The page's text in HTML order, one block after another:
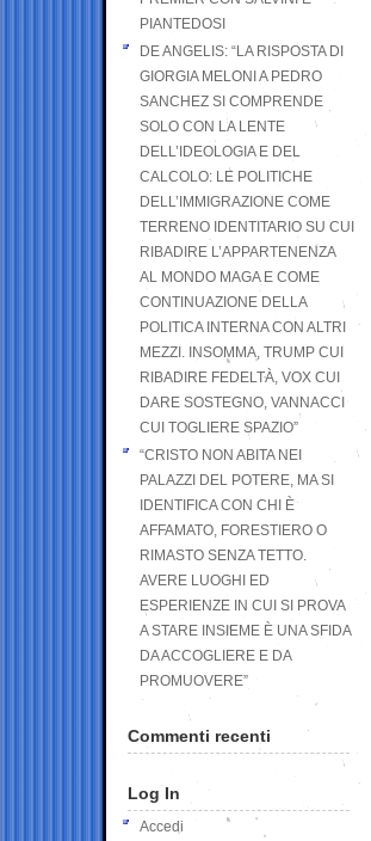
PIANTEDOSI
DE ANGELIS: “LA RISPOSTA DI
GIORGIA MELONI A PEDRO
SANCHEZ SI COMPRENDE
SOLO CON LA LENTE
DELL’IDEOLOGIA E DEL
CALCOLO: LE POLITICHE
DELL’IMMIGRAZIONE COME
TERRENO IDENTITARIO SU CUI
RIBADIRE L’APPARTENENZA
AL MONDO MAGA E COME
CONTINUAZIONE DELLA
POLITICA INTERNA CON ALTRI
MEZZI. INSOMMA, TRUMP CUI
RIBADIRE FEDELTÀ, VOX CUI
DARE SOSTEGNO, VANNACCI
CUI TOGLIERE SPAZIO”
“CRISTO NON ABITA NEI
PALAZZI DEL POTERE, MA SI
IDENTIFICA CON CHI È
AFFAMATO, FORESTIERO O
RIMASTO SENZA TETTO.
AVERE LUOGHI ED
ESPERIENZE IN CUI SI PROVA
A STARE INSIEME È UNA SFIDA
DA ACCOGLIERE E DA
PROMUOVERE”
Commenti recenti
Log In
Accedi